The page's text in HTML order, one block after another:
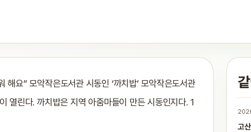
해요” 모악작은도서관 시동인 ‘까치밥’ 모악작은도서관
열린다. 까치밥은 지역 아줌마들이 만든 시동인지다. 1
고